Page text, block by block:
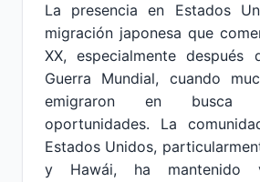
La presencia en Estados
migración japonesa que
XX, especialmente después
Guerra Mundial, cuando
emigraron en busca
oportunidades. La
Estados Unidos,
y Hawái, ha mantenido